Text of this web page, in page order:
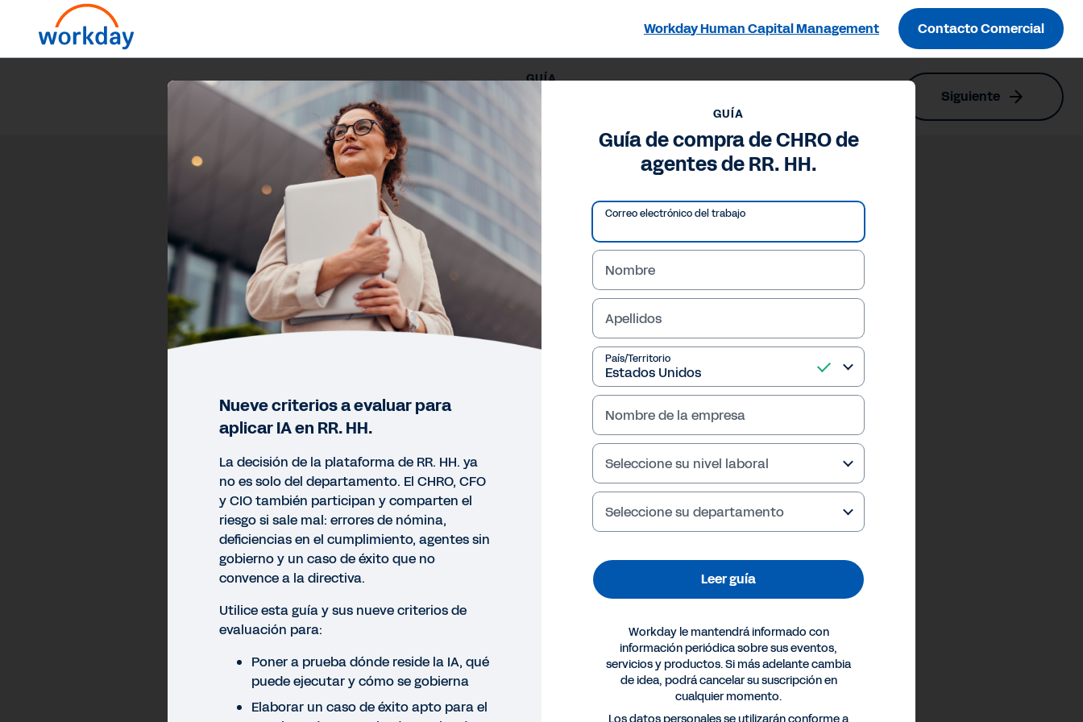
Workday Human Capital Management Contacto Comercial
GUÍA
Guía de compra de CHRO de agentes de RR. HH. Siguiente
GUÍA
Guía de compra de CHRO de
agentes de RR. HH.
Correo electrónico del trabajo
Nombre
Apellidos
País/Territorio
Nombre de la empresa
Seleccione su nivel laboral
Seleccione su departamento
Leer guía
Workday le mantendrá informado con
información periódica sobre sus eventos,
servicios y productos. Si más adelante cambia
de idea, podrá cancelar su suscripción en
cualquier momento.
Nueve criterios a evaluar para
aplicar IA en RR. HH.
La decisión de la plataforma de RR. HH. ya
no es solo del departamento. El CHRO, CFO
y CIO también participan y comparten el
riesgo si sale mal: errores de nómina,
deficiencias en el cumplimiento, agentes sin
gobierno y un caso de éxito que no
convence a la directiva.
Utilice esta guía y sus nueve criterios de
evaluación para:
Poner a prueba dónde reside la IA, qué
puede ejecutar y cómo se gobierna
Elaborar un caso de éxito apto para el